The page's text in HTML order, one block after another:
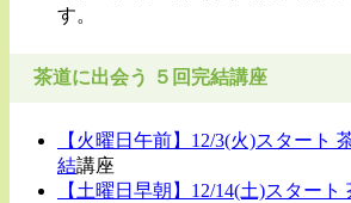
す。
茶道に出会う ５回完結講座
【火曜日午前】12/3(火)スタート
結講座
【土曜日早朝】12/14(土)スター